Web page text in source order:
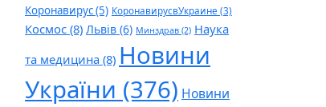
Коронавирус(5) КоронавирусвУкраине (3)
Космос (8) Львів (6) Минздрав (2) Наука
та медицина (8) Новини
України (376) Новини